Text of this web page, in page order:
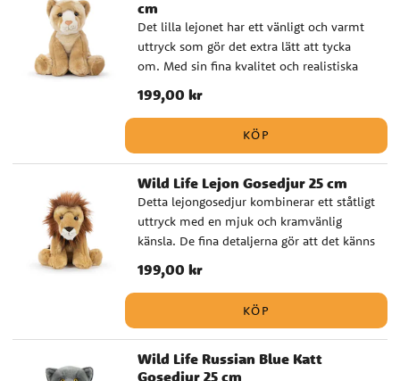
Naturtroget gosedjur med hög kvalitet ✔️
Godkänd för spädbarn från 0 månader ✔️
Storlek: 27 cm
cm
Det lilla lejonet har ett vänligt och varmt
uttryck som gör det extra lätt att tycka
om. Med sin fina kvalitet och realistiska
känsla blir detta gosedjur en mysig vän
som passar perfekt för både lek och vila.
Det är också en väldigt fin present till en
ny liten familjemedlem, särskilt vid dop
eller babyshower när du vill ge bort något
mjukt, gulligt och genomtänkt. ✔️
Naturtroget gosedjur med hög kvalitet ✔️
Godkänd för spädbarn från 0 månader ✔️
Storlek: 26 cm
Pris:199,00 kr
199,00 kr
KÖP
Wild Life Lejon Gosedjur 25 cm
Detta lejongosedjur kombinerar ett ståtligt
uttryck med en mjuk och kramvänlig
känsla. De fina detaljerna gör att det känns
verklighetstroget, samtidigt som det har
den där varma mjukheten som man vill ha
present till barn som älskar djur, men
också ett fint val när du vill ge bort något
med lite mer känsla och kvalitet till dop
Pris:199,00 kr
199,00 kr
KÖP
Wild Life Russian Blue Katt
Gosedjur 25 cm